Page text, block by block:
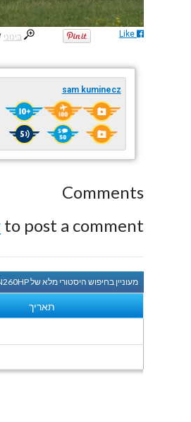
בינוני Like
sam kuminecz
Comments
to post a comment.
מעוניין בחיפוש היסטורי מלא של N260HP מאז שנת 1998?
תאריך